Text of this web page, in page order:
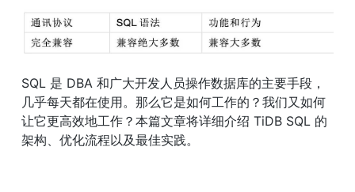
SQL 是 DBA 和广大开发人员操作数据库的主要手段，
几乎每天都在使用。那么它是如何工作的？我们又如何
让它更高效地工作？本篇文章将详细介绍 TiDB SQL 的
架构、优化流程以及最佳实践。